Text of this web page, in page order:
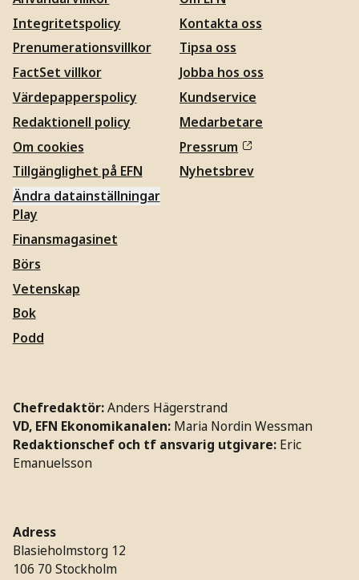
Integritetspolicy
Prenumerationsvillkor
FactSet villkor
Värdepapperspolicy
Redaktionell policy
Om cookies
Tillgänglighet på EFN
Ändra datainställningar
Kontakta oss
Tipsa oss
Jobba hos oss
Kundservice
Medarbetare
Pressrum
Nyhetsbrev
Play
Finansmagasinet
Börs
Vetenskap
Bok
Podd
Chefredaktör:Anders Hägerstrand
VD, EFN Ekonomikanalen: Maria Nordin Wessman
Redaktionschef och tf ansvarig utgivare: Eric
Emanuelsson
Adress
Blasieholmstorg 12
106 70 Stockholm